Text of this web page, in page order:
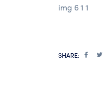
img 6 1 1
SHARE: